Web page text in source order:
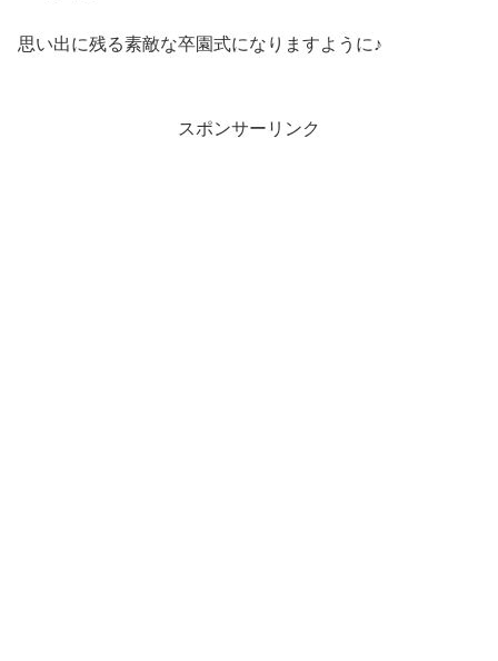
思い出に残る素敵な卒園式になりますように♪
スポンサーリンク